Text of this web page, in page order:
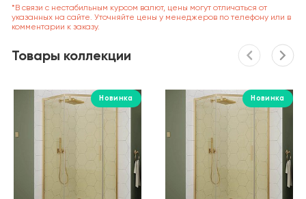
*В связи с нестабильным курсом валют, цены могут отличаться от
указанных на сайте. Уточняйте цены у менеджеров по телефону или в
комментарии к заказу.
Товары коллекции
Новинка Новинка